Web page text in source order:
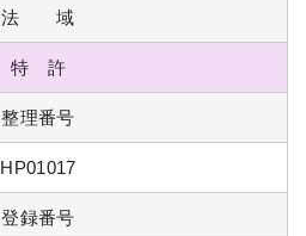
法 域
特 許
整理番号
HP01017
登録番号